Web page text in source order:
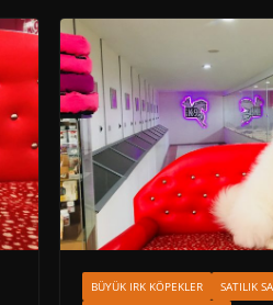
BÜYÜK IRK KÖPEKLER
SATILIK